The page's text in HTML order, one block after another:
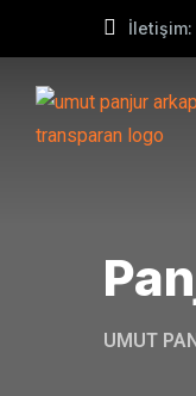
content
UMUT